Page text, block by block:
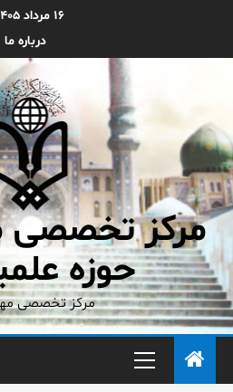
۱۶ مرداد ۱۴۰۵
درباره ما
مرکز تخصصی
حوزه
مرکز تخصصی